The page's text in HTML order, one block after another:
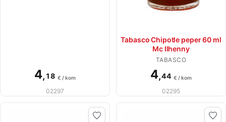
4, 18 € / kom
02297
Tabasco Chipotle peper 60 ml
Mc Ilhenny
TABASCO
4,44 € / kom
02295